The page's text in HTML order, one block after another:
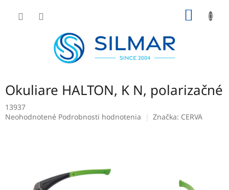
Okuliare HALTON, K N, polarizačné
13937
Priemerné
hviezdičiek.
Neohodnotené Podrobnosti hodnotenia Značka: CERVA